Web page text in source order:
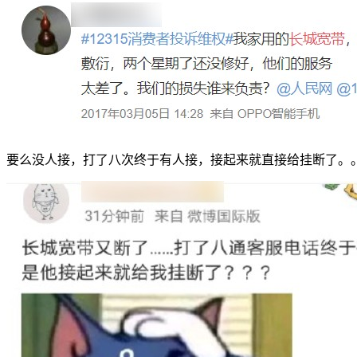
要么没人接，打了八次终于有人接，接起来就直接给挂断了。